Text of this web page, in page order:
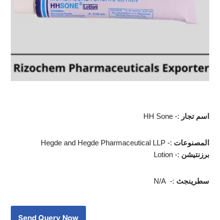
HH Sone -: اسم تجار
Hegde and Hegde Pharmaceutical LLP -: المصنوعات
Lotion -: برزنتيشن
N/A -: سطرينجث